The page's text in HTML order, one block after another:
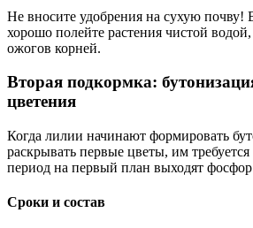
Не вносите удобрения на сухую почву!
хорошо полейте растения чистой
ожогов корней.
Вторая подкормка:
цветения
Когда лилии начинают формировать
раскрывать первые цветы, им
период на первый план выходят
Сроки и состав